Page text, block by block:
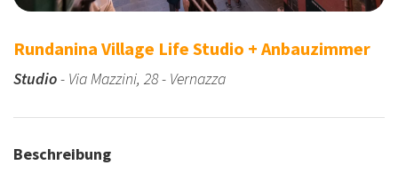
Rundanina Village Life Studio + Anbauzimmer
Studio- Via Mazzini, 28 - Vernazza
Beschreibung